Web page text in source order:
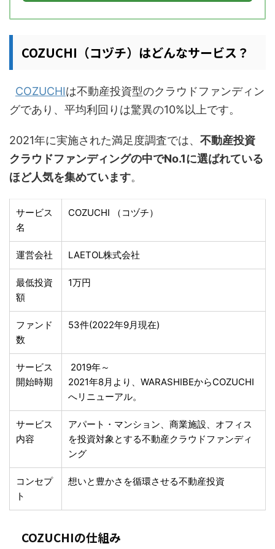
COZUCHI（コヅチ）はどんなサービス？
COZUCHIは不動産投資型のクラウドファンディン
グであり、平均利回りは驚異の10%以上です。
2021年に実施された満足度調査では、 不動産投資
クラウドファンディングの中でNo.1に選ばれている
ほど人気を集めています。
サービス
名
COZUCHI （コヅチ）
運営会社 LAETOL株式会社
最低投資
額
1万円
ファンド
数
53件(2022年9月現在)
サービス
開始時期
2019年～
2021年8月より、WARASHIBEからCOZUCHI
へリニューアル。
サービス
内容
アパート・マンション、商業施設、オフィス
を投資対象とする不動産クラウドファンディ
ング
コンセプ
ト
想いと豊かさを循環させる不動産投資
COZUCHIの仕組み